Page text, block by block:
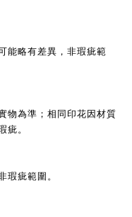
能略有差異，非瑕疵範
物為準；相同印花因材質
。
疵範圍。